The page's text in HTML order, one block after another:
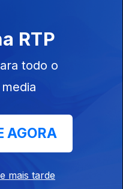
RTP
todo o
AGORA
mais tarde